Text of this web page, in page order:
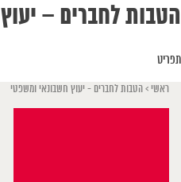
הטבות לחברים –
תפריט
ראשי > הטבות לחברים - יעוץ חשבונאי ומשפטי